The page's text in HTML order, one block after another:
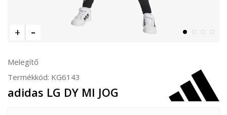
Melegítő
Termékkód: KG6143
adidas LG DY MI JOG